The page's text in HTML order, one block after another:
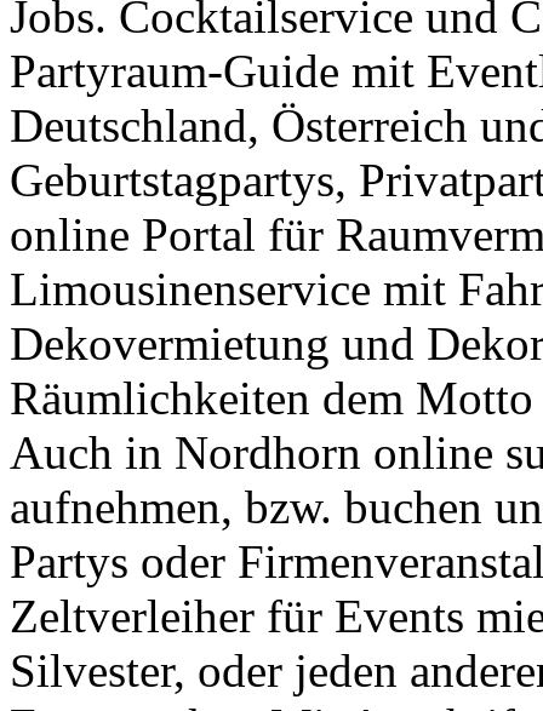
Jobs. Cocktailservice und
Partyraum-Guide mit
Deutschland, Österreich
Geburtstagpartys,
online Portal für
Limousinenservice mit
Dekovermietung und
Räumlichkeiten dem
Auch in Nordhorn online
aufnehmen, bzw. buchen
Partys oder
Zeltverleiher für Events
Silvester, oder jeden